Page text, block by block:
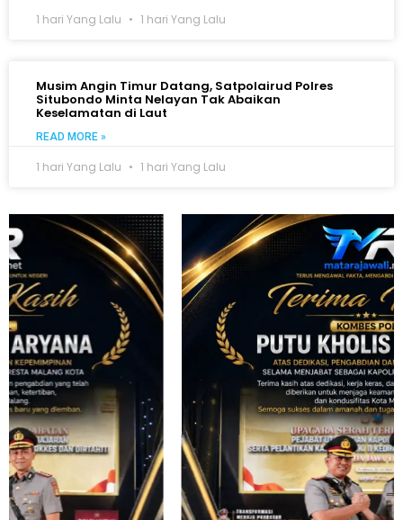
1 hari Yang Lalu 1 hari Yang Lalu
Musim Angin Timur Datang, Satpolairud Polres
Situbondo Minta Nelayan Tak Abaikan
Keselamatan di Laut
READ MORE »
1 hari Yang Lalu 1 hari Yang Lalu